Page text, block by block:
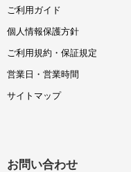
ご利用ガイド
個人情報保護方針
ご利用規約・保証規定
営業日・営業時間
サイトマップ
お問い合わせ